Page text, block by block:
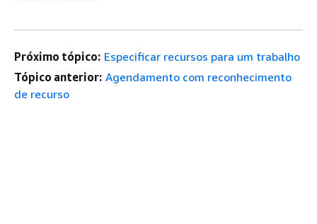
Próximo tópico: Especificar recursos para um trabalho
Tópico anterior: Agendamento com reconhecimento
de recurso